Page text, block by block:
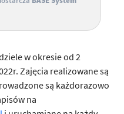
w okresie od 2
Zajęcia realizowane są
są każdorazowo
na